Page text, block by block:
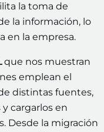
la toma de
la información, lo
en la empresa.
que nos muestran
emplean el
distintas fuentes,
cargarlos en
Desde la migración